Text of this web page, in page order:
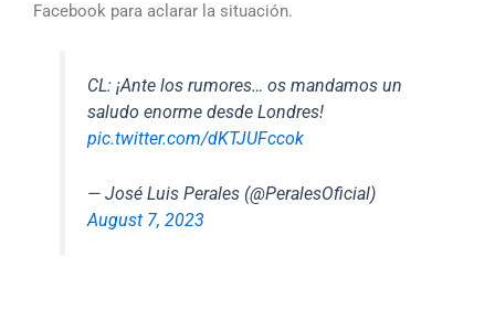
Facebook para aclarar la situación.
CL: ¡Ante los rumores… os mandamos un
saludo enorme desde Londres!
pic.twitter.com/dKTJUFccok
— José Luis Perales (@PeralesOficial)
August 7, 2023